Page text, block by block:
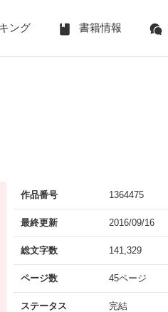
ング 書籍情報
作品番号 1364475
最終更新 2016/09/16
総文字数 141,329
ページ数 45ページ
ステータス 完結